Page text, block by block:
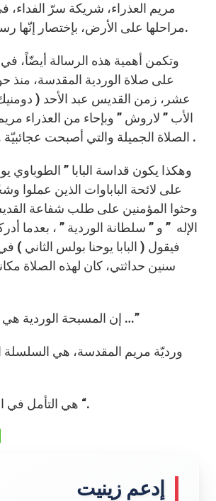
مريم العذراء، شريكة سرّ الفداء،
مراحلها على الأرض، بإختصار إنّها رسالة مريميّة بإمتياز.
وتكمن أهمية هذه الرسالة أيضّاً، في
على صلاة الوردية المقدسة، منذ
عشر، زمن القديس عبد الأحد (
الأب ” لاروش ” وبإحاء من العذراء
الصلاة الجميلة والتي أصبحت عجائبيّة ومصدر نعم كبيرة .
وهكذا يكون قداسة البابا ” الطوباوي
على لائحة الباباوات الذين عملوا
وحثوا المؤمنين على طلب شفاعة
الإله ” و ” سلطانة الوردية ” ، بعدما
فيقول ( البابا يوحنا بولس الثاني )
سنين حداثتي، كان لهذه الصلاة
” إن المسبحة الوردية هي صلاتي المفضّلة …”
” هي التأمل في المسيح مع مريم “.
إدعم زينيت